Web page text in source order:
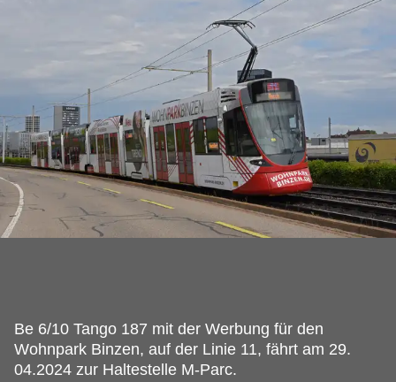
Be 6/10 Tango 187 mit der Werbung für den
Wohnpark Binzen, auf der Linie 11, fährt am 29.
04.2024 zur Haltestelle M-Parc.